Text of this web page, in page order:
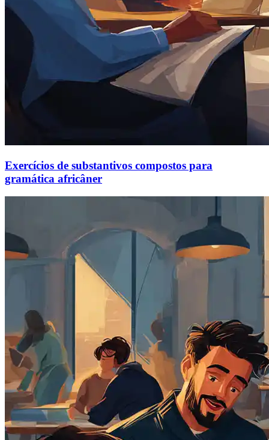
Exercícios de substantivos compostos para
gramática africâner